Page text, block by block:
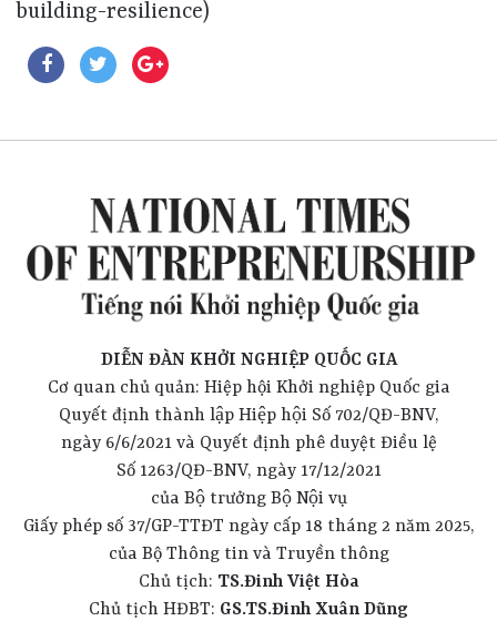
building-resilience)
DIỄN ĐÀN KHỞI NGHIỆP QUỐC GIA
Cơ quan chủ quản: Hiệp hội Khởi nghiệp Quốc gia
Quyết định thành lập Hiệp hội Số 702/QĐ-BNV,
ngày 6/6/2021 và Quyết định phê duyệt Điều lệ
Số 1263/QĐ-BNV, ngày 17/12/2021
của Bộ trưởng Bộ Nội vụ
Giấy phép số 37/GP-TTĐT ngày cấp 18 tháng 2 năm 2025,
của Bộ Thông tin và Truyền thông
Chủ tịch: TS.Đinh Việt Hòa
Chủ tịch HĐBT: GS.TS.Đinh Xuân Dũng